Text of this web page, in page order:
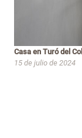
Casa en Turó del Coll
15 de julio de 2024